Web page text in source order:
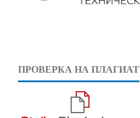
ПРОВЕРКА НА ПЛАГИАТ